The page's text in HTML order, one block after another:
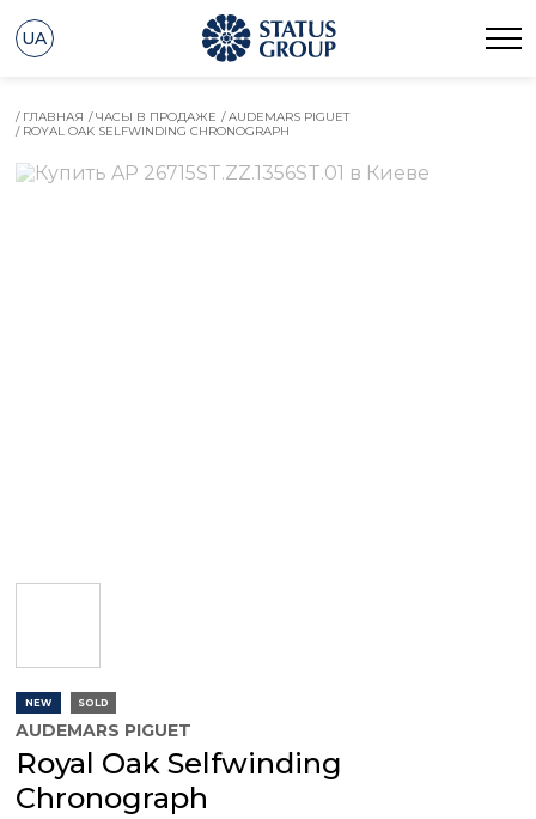
UA
/ ГЛАВНАЯ / ЧАСЫ В ПРОДАЖЕ / AUDEMARS PIGUET
/ ROYAL OAK SELFWINDING CHRONOGRAPH
NEW SOLD
AUDEMARS PIGUET
Royal Oak Selfwinding
Chronograph